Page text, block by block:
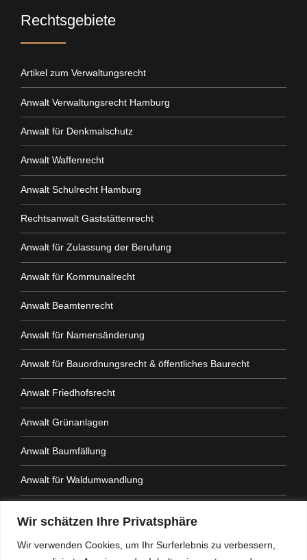
Wir schätzen Ihre Privatsphäre
Wir verwenden Cookies, um Ihr Surferlebnis zu verbessern,
Rechtsgebiete
Artikel zum Verwaltungsrecht
Anwalt Verwaltungsrecht Hamburg
Anwalt für Denkmalschutz
Anwalt Waffenrecht
Anwalt Schulrecht Hamburg
Rechtsanwalt Gaststättenrecht
Anwalt für Zulassung der Berufung
Anwalt für Kommunalrecht
Anwalt Beamtenrecht
Anwalt für Namensänderung
Anwalt für Bauordnungsrecht & öffentliches Baurecht
Anwalt Friedhofsrecht
Anwalt Grünanlagen
Anwalt Baumfällung
Anwalt für Waldumwandlung